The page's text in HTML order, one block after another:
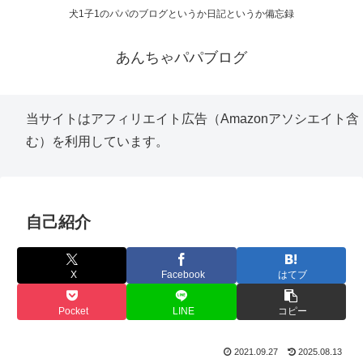
犬1子1のパパのブログというか日記というか備忘録
あんちゃパパブログ
当サイトはアフィリエイト広告（Amazonアソシエイト含
む）を利用しています。
自己紹介
X Facebook はてブ
Pocket LINE コピー
2021.09.27 2025.08.13